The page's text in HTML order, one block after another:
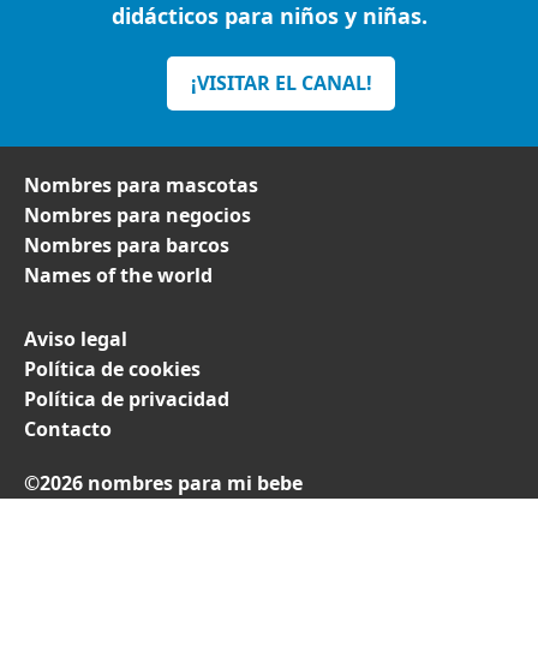
didácticos para niños y niñas.
¡VISITAR EL CANAL!
Nombres para mascotas
Nombres para negocios
Nombres para barcos
Names of the world
Aviso legal
Política de cookies
Política de privacidad
Contacto
©2026 nombres para mi bebe